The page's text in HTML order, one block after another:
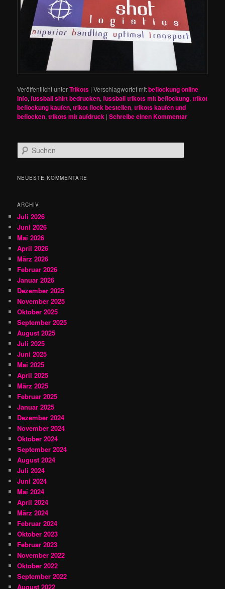
Veröffentlicht unterTrikots |Verschlagwortet mitbeflockung online
Info,fussball shirt bedrucken,fussball trikots mit beflockung,trikot
beflockung kaufen,trikot flock bestellen,trikots kaufen und
beflocken,trikots mit aufdruck |Schreibe einen Kommentar
u
h
NEUESTE KOMMENTARE
ARCHIV
Juli 2026
Juni 2026
Mai 2026
April 2026
März 2026
Februar 2026
Januar 2026
Dezember 2025
November 2025
Oktober 2025
September 2025
August 2025
Juli 2025
Juni 2025
Mai 2025
April 2025
März 2025
Februar 2025
Januar 2025
Dezember 2024
November 2024
Oktober 2024
September 2024
August 2024
Juli 2024
Juni 2024
Mai 2024
April 2024
März 2024
Februar 2024
Oktober 2023
Februar 2023
November 2022
Oktober 2022
September 2022
August 2022